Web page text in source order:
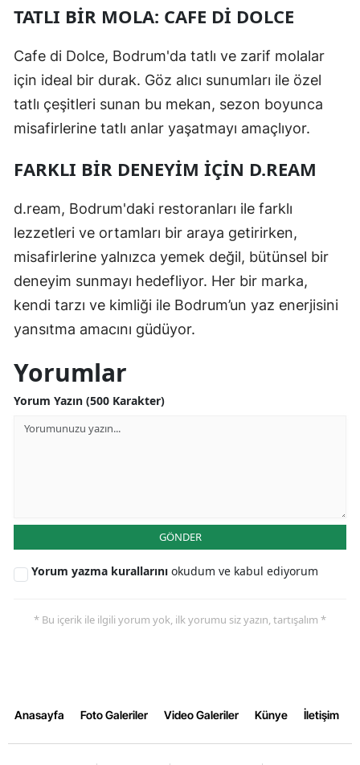
TATLI BIR MOLA: CAFE DI DOLCE
Cafe di Dolce, Bodrum'da tatlı ve zarif molalar
için ideal bir durak. Göz alıcı sunumları ile özel
tatlı çeşitleri sunan bu mekan, sezon boyunca
misafirlerine tatlı anlar yaşatmayı amaçlıyor.
FARKLI BIR DENEYIM İÇIN D.REAM
d.ream, Bodrum'daki restoranları ile farklı
lezzetleri ve ortamları bir araya getirirken,
misafirlerine yalnızca yemek değil, bütünsel bir
deneyim sunmayı hedefliyor. Her bir marka,
kendi tarzı ve kimliği ile Bodrum’un yaz enerjisini
yansıtma amacını güdüyor.
Yorumlar
Yorum Yazın (500 Karakter)
GÖNDER
Yorum yazma kurallarını okudum ve kabul ediyorum
* Bu içerik ile ilgili yorum yok, ilk yorumu siz yazın, tartışalım *
Anasayfa Foto Galeriler Video Galeriler Künye İletişim